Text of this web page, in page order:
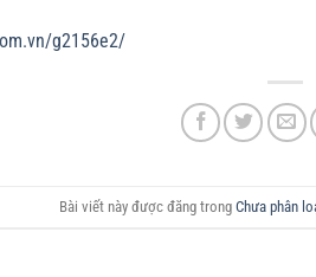
g2156e2/
Bài viết này được đăng trong Chưa phân